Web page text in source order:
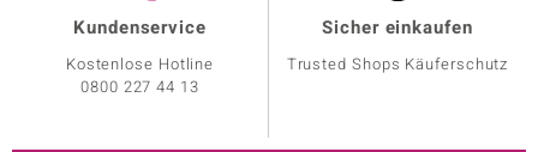
Kundenservice
Kostenlose Hotline
0800 227 44 13
Sicher einkaufen
Trusted Shops Käuferschutz